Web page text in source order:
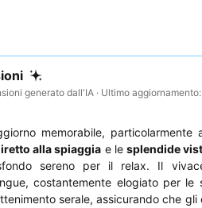
generato dall'IA · Ultimo
memorabile, particolarmente
alla spiaggia e le splendide
sereno per il relax. Il
costantemente elogiato per le
serale, assicurando che gli